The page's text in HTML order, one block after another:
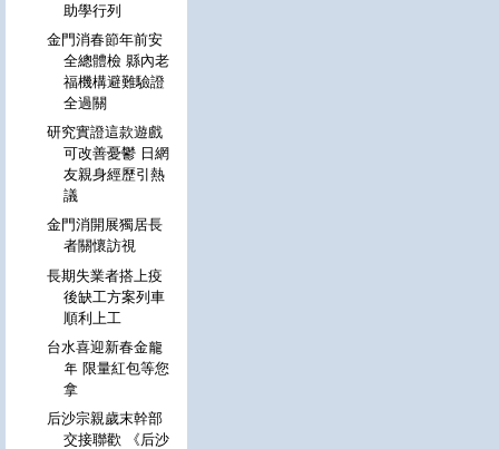
助學行列
金門消春節年前安
全總體檢 縣內老
福機構避難驗證
全過關
研究實證這款遊戲
可改善憂鬱 日網
友親身經歷引熱
議
金門消開展獨居長
者關懷訪視
長期失業者搭上疫
後缺工方案列車
順利上工
台水喜迎新春金龍
年 限量紅包等您
拿
后沙宗親歲末幹部
交接聯歡 《后沙